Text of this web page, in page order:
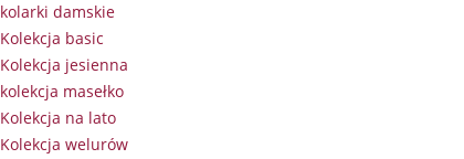
kolarki damskie
Kolekcja basic
Kolekcja jesienna
kolekcja masełko
Kolekcja na lato
Kolekcja welurów